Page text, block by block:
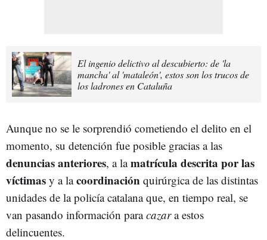
El ingenio delictivo al descubierto: de 'la
mancha' al 'mataleón', estos son los trucos de
los ladrones en Cataluña
Aunque no se le sorprendió cometiendo el delito en el
momento, su detención fue posible gracias a las
denuncias anteriores, a lamatrícula descrita por las
víctimas y a lacoordinación quirúrgica de las distintas
unidades de la policía catalana que, en tiempo real, se
van pasando información paracazara estos
delincuentes.